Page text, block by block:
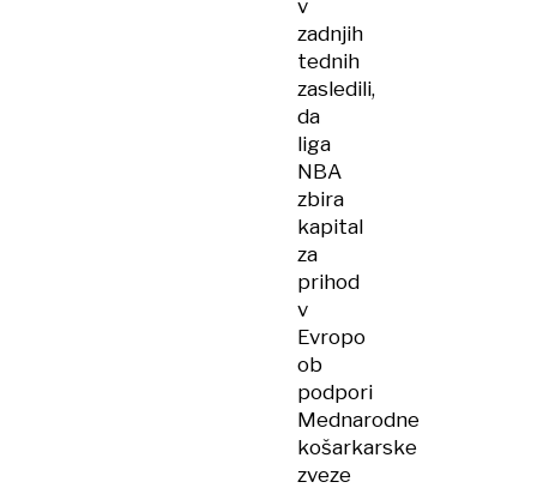
v
zadnjih
tednih
zasledili,
da
liga
NBA
zbira
kapital
za
prihod
v
Evropo
ob
podpori
Mednarodne
košarkarske
zveze